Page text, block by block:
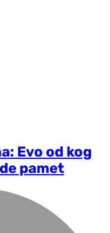
Evo od kog
pamet